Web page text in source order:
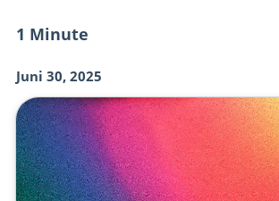
1 Minute
Juni 30, 2025